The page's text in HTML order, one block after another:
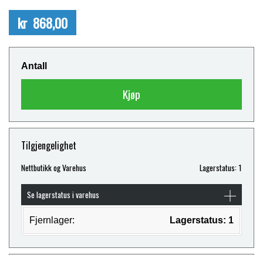
kr 868,00
Antall
Kjøp
Tilgjengelighet
Nettbutikk og Varehus Lagerstatus: 1
Se lagerstatus i varehus
Fjernlager: Lagerstatus: 1